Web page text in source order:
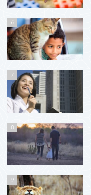
6
7
8
9